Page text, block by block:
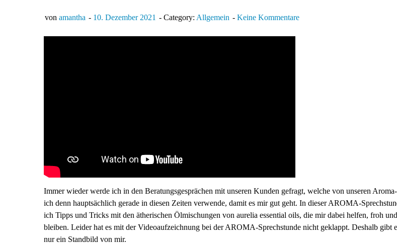
von amantha 10. Dezember 2021 Category: Allgemein Keine Kommentare
Immer wieder werde ich in den Beratungsgesprächen mit unseren Kunden gefragt, welche von unseren
ich denn hauptsächlich gerade in diesen Zeiten verwende, damit es mir gut geht. In dieser AROMA-
ich Tipps und Tricks mit den ätherischen Ölmischungen von aurelia essential oils, die mir dabei helfen, froh
bleiben. Leider hat es mit der Videoaufzeichnung bei der AROMA-Sprechstunde nicht geklappt. Deshalb gibt
nur ein Standbild von mir.